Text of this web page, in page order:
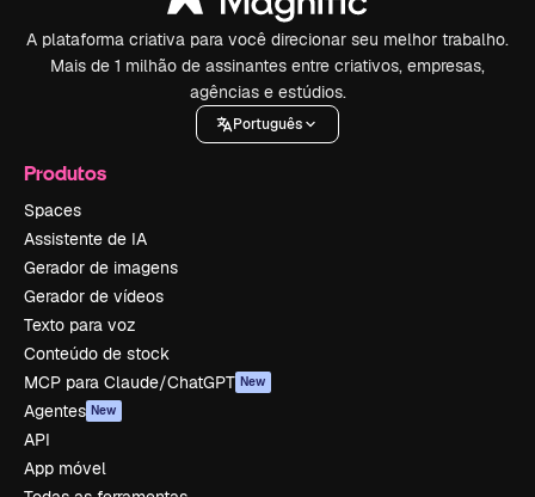
A plataforma criativa para você direcionar seu melhor trabalho.
Mais de 1 milhão de assinantes entre criativos, empresas,
agências e estúdios.
Português
Produtos
Spaces
Assistente de IA
Gerador de imagens
Gerador de vídeos
Texto para voz
Conteúdo de stock
MCP para Claude/ChatGPT New
Agentes New
API
App móvel